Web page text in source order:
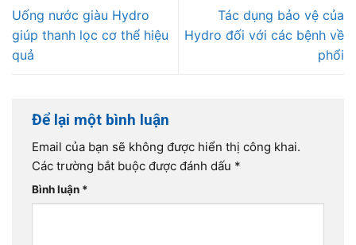
Uống nước giàu Hydro
giúp thanh lọc cơ thể hiệu
quả
Tác dụng bảo vệ của
Hydro đối với các bệnh về
phổi
Để lại một bình luận
Email của bạn sẽ không được hiển thị công khai.
Các trường bắt buộc được đánh dấu *
Bình luận *